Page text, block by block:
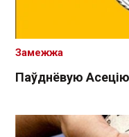
Паўднёвую
Замежжа